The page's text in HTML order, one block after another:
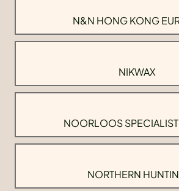
N&N HONG KONG
NIKWAX
NOORLOOS
NORTHERN